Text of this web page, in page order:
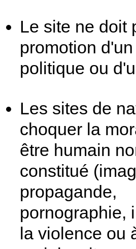
Le site ne doit
promotion
politique ou
Les sites de
choquer la
être humain
constitué
propagande,
pornographie,
la violence ou